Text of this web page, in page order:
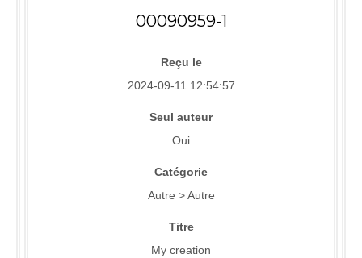
00090959-1
Reçu le
2024-09-11 12:54:57
Seul auteur
Oui
Catégorie
Autre > Autre
Titre
My creation